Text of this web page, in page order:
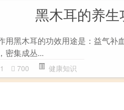
黑木耳的养生
用黑木耳的功效用途是：益气
密集成丛...
1 700 健康知识